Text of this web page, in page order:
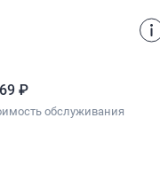
₽
обслуживания